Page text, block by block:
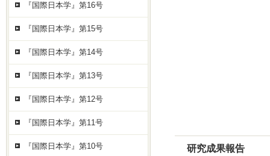
研究成果報告
『国際日本学』第16号
『国際日本学』第15号
『国際日本学』第14号
『国際日本学』第13号
『国際日本学』第12号
『国際日本学』第11号
『国際日本学』第10号